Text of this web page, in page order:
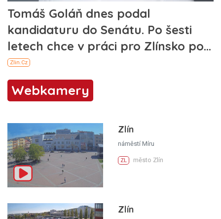
Webkamery
Zlín
náměstí Míru
ZL město Zlín
Zlín